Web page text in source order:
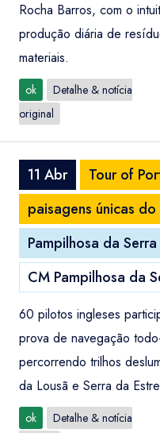
Rocha Barros, com o
produção diária de
materiais.
ok
Detalhe & notícia
original
11 Abr
Tour of
paisagens únicas
Pampilhosa da Serra
CM Pampilhosa da
60 pilotos ingleses
prova de navegação
percorrendo trilhos
da Lousã e Serra da
ok
Detalhe & notícia